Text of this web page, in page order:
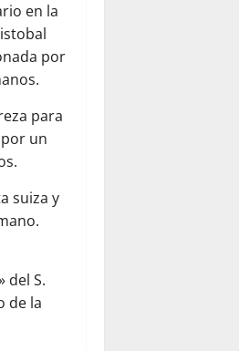
en la
por
para
un
suiza y
del S.
de la